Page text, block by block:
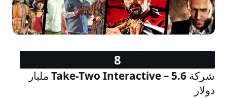
شركة Take-Two Interactive – 5.6 مليار
دولار